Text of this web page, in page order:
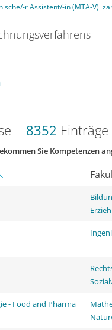
r Assistent/-in (MTA-V)
= 8352 Einträge
Sie Kompetenzen
- Food and Pharma